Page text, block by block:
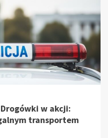
w akcji:
transportem